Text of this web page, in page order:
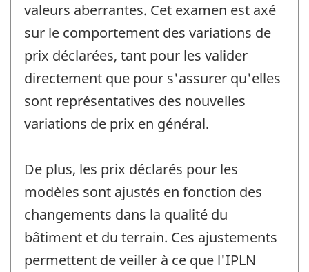
valeurs aberrantes. Cet examen est axé
sur le comportement des variations de
prix déclarées, tant pour les valider
directement que pour s'assurer qu'elles
sont représentatives des nouvelles
variations de prix en général.
De plus, les prix déclarés pour les
modèles sont ajustés en fonction des
changements dans la qualité du
bâtiment et du terrain. Ces ajustements
permettent de veiller à ce que l'IPLN